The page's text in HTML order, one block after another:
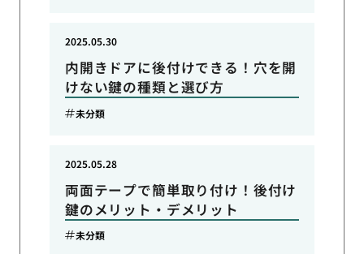
内開きドアに後付けできる！穴を開
けない鍵の種類と選び方
2025.05.30
未分類
両面テープで簡単取り付け！後付け
鍵のメリット・デメリット
2025.05.28
未分類